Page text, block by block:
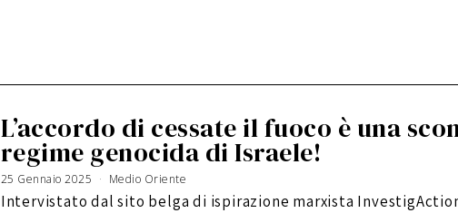
L’accordo di cessate il fuoco è una
regime genocida di Israele!
25 Gennaio 2025 Medio Oriente
Intervistato dal sito belga di ispirazione marxista